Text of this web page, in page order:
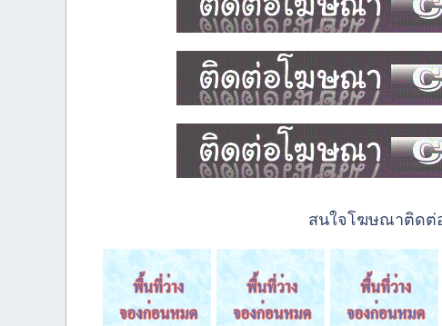
สนใจโฆษณาติดต่อ